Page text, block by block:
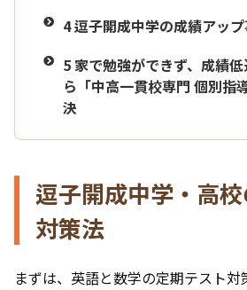
4逗子開成中学の成績アッ
5 家で勉強ができず、成績
ら「中高一貫校専門 個別指
決
逗子開成中学・高
対策法
まずは、英語と数学の定期テスト対